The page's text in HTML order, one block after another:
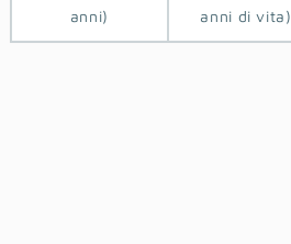
anni)
anni di vita)